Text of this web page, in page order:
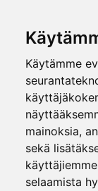
Käytämme
mainoksia,
sekä
selaamista